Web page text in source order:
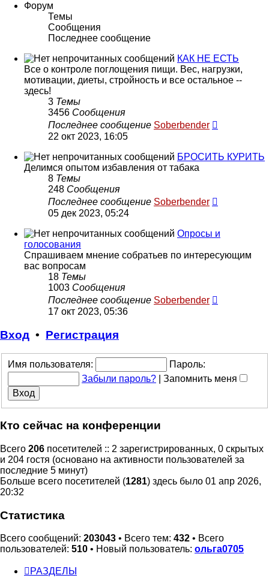
Форум
Темы
Сообщения
Последнее сообщение
КАК НЕ ЕСТЬ
Все о контроле поглощения пищи. Вес, нагрузки,
мотивации, диеты, стройность и все остальное --
здесь!
3 Темы
3456 Сообщения
Последнее сообщение Soberbender
сообщению
22 окт 2023, 16:05
БРОСИТЬ КУРИТЬ
Делимся опытом избавления от табака
8 Темы
248 Сообщения
Последнее сообщение Soberbender
сообщению
05 дек 2023, 05:24
Опросы и
голосования
Спрашиваем мнение собратьев по интересующим
вас вопросам
18 Темы
1003 Сообщения
Последнее сообщение Soberbender
17 окт 2023, 05:36
Вход • Регистрация
Имя пользователя:
Пароль:
Забыли пароль?
Запомнить меня
Кто сейчас на конференции
Всего 206 посетителей :: 2 зарегистрированных, 0 скрытых
и 204 гостя (основано на активности пользователей за
последние 5 минут)
Больше всего посетителей (1281) здесь было 01 апр 2026,
20:32
Статистика
Всего сообщений: 203043 • Всего тем: 432 • Всего
пользователей: 510 • Новый пользователь: ольга0705
РАЗДЕЛЫ